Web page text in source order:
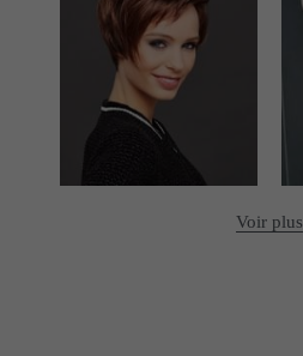
Voir plus